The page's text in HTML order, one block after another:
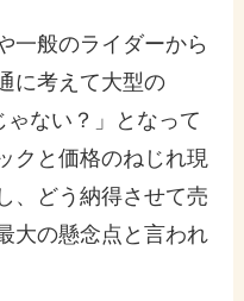
一般のライダーから
に考えて大型の
ない？」となって
クと価格のねじれ現
、どう納得させて売
大の懸念点と言われ